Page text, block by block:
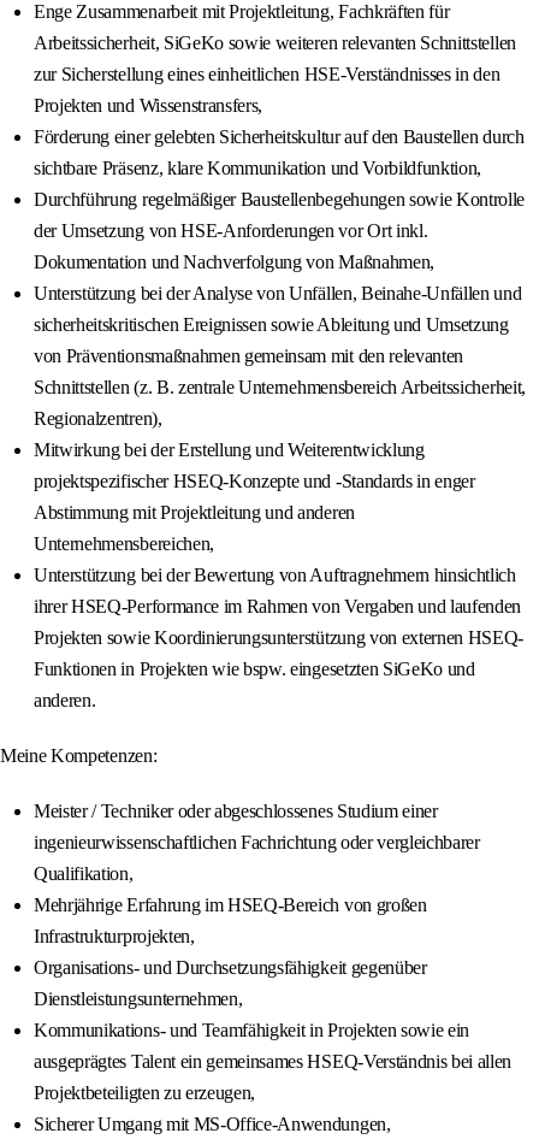
Enge Zusammenarbeit mit Projektleitung, Fachkräften für
Arbeitssicherheit, SiGeKo sowie weiteren relevanten Schnittstellen
zur Sicherstellung eines einheitlichen HSE-Verständnisses in den
Projekten und Wissenstransfers,
Förderung einer gelebten Sicherheitskultur auf den Baustellen durch
sichtbare Präsenz, klare Kommunikation und Vorbildfunktion,
Durchführung regelmäßiger Baustellenbegehungen sowie Kontrolle
der Umsetzung von HSE-Anforderungen vor Ort inkl.
Dokumentation und Nachverfolgung von Maßnahmen,
Unterstützung bei der Analyse von Unfällen, Beinahe-Unfällen und
sicherheitskritischen Ereignissen sowie Ableitung und Umsetzung
von Präventionsmaßnahmen gemeinsam mit den relevanten
Schnittstellen (z. B. zentrale Unternehmensbereich Arbeitssicherheit,
Regionalzentren),
Mitwirkung bei der Erstellung und Weiterentwicklung
projektspezifischer HSEQ-Konzepte und -Standards in enger
Abstimmung mit Projektleitung und anderen
Unternehmensbereichen,
Unterstützung bei der Bewertung von Auftragnehmern hinsichtlich
ihrer HSEQ-Performance im Rahmen von Vergaben und laufenden
Projekten sowie Koordinierungsunterstützung von externen HSEQ-
Funktionen in Projekten wie bspw. eingesetzten SiGeKo und
anderen.
Meine Kompetenzen:
Meister / Techniker oder abgeschlossenes Studium einer
ingenieurwissenschaftlichen Fachrichtung oder vergleichbarer
Qualifikation,
Mehrjährige Erfahrung im HSEQ-Bereich von großen
Infrastrukturprojekten,
Organisations- und Durchsetzungsfähigkeit gegenüber
Dienstleistungsunternehmen,
Kommunikations- und Teamfähigkeit in Projekten sowie ein
ausgeprägtes Talent ein gemeinsames HSEQ-Verständnis bei allen
Projektbeteiligten zu erzeugen,
Sicherer Umgang mit MS-Office-Anwendungen,